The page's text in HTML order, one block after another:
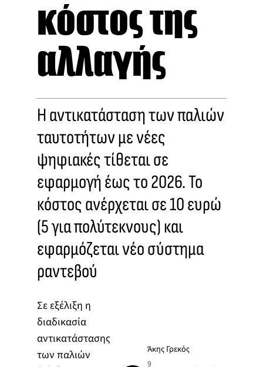
κόστος της
αλλαγής
Η αντικατάσταση των παλιών
ταυτοτήτων με νέες
ψηφιακές τίθεται σε
εφαρμογή έως το 2026. Το
κόστος ανέρχεται σε 10 ευρώ
(5 για πολύτεκνους) και
εφαρμόζεται νέο σύστημα
ραντεβού
Σε εξέλιξη η
διαδικασία
αντικατάστασης
των παλιών
Άκης Γρεκός
9